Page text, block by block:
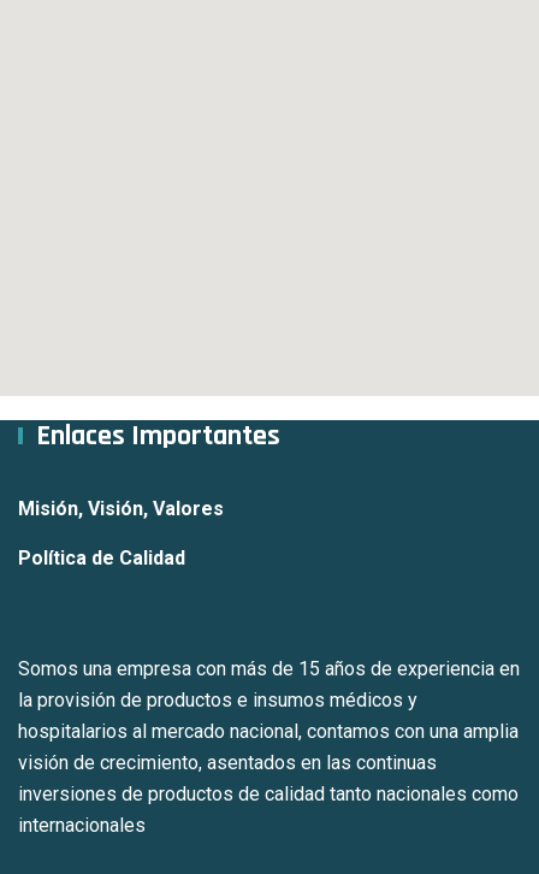
Enlaces Importantes
Misión, Visión, Valores
Política de Calidad
Somos una empresa con más de 15 años de experiencia en
la provisión de productos e insumos médicos y
hospitalarios al mercado nacional, contamos con una amplia
visión de crecimiento, asentados en las continuas
inversiones de productos de calidad tanto nacionales como
internacionales